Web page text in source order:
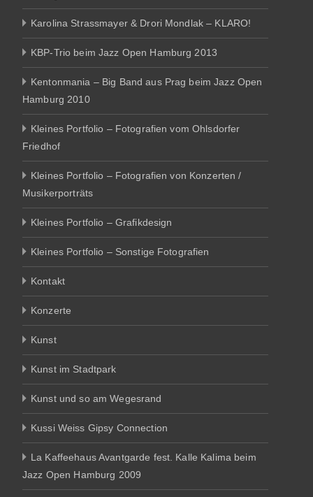
Karolina Strassmayer & Drori Mondlak – KLARO!
KBP-Trio beim Jazz Open Hamburg 2013
Kentonmania – Big Band aus Prag beim Jazz Open
Hamburg 2010
Kleines Portfolio – Fotografien vom Ohlsdorfer
Friedhof
Kleines Portfolio – Fotografien von Konzerten /
Musikerporträts
Kleines Portfolio – Grafikdesign
Kleines Portfolio – Sonstige Fotografien
Kontakt
Konzerte
Kunst
Kunst im Stadtpark
Kunst und so am Wegesrand
Kussi Weiss Gipsy Connection
La Kaffeehaus Avantgarde fest. Kalle Kalima beim
Jazz Open Hamburg 2009